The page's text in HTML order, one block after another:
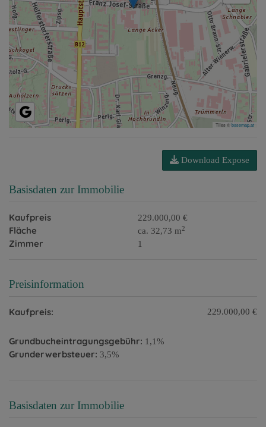
Tiles ©basemap.at
Download Expose
Basisdaten zur Immobilie
Kaufpreis 229.000,00 €
Fläche ca. 32,73 m2
Zimmer 1
Preisinformation
Kaufpreis: 229.000,00 €
Grundbucheintragungsgebühr: 1,1%
Grunderwerbsteuer: 3,5%
Basisdaten zur Immobilie